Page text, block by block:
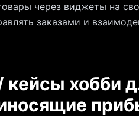
через виджеты на
заказами и
кейсы хобби